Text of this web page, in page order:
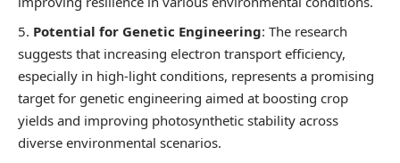
Potential for Genetic Engineering: The research
suggests that increasing electron transport efficiency,
especially in high-light conditions, represents a promising
target for genetic engineering aimed at boosting crop
yields and improving photosynthetic stability across
diverse environmental scenarios.